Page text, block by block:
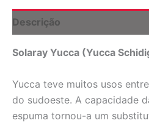
quantidade
Descrição
Solaray Yucca (Yucca
Yucca teve muitos usos
do sudoeste. A capacidade
espuma tornou-a um